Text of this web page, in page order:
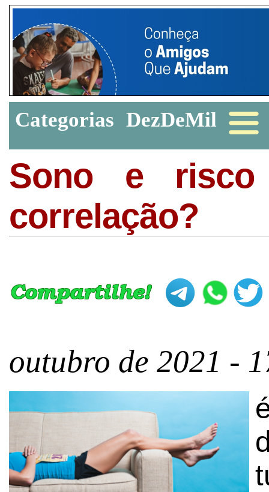
Categorias DezDeMil
Sono e
correlação?
outubro de 2021 -